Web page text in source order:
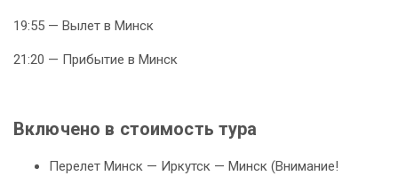
19:55 — Вылет в Минск
21:20 — Прибытие в Минск
Включено в стоимость тура
Перелет Минск — Иркутск — Минск (Внимание!